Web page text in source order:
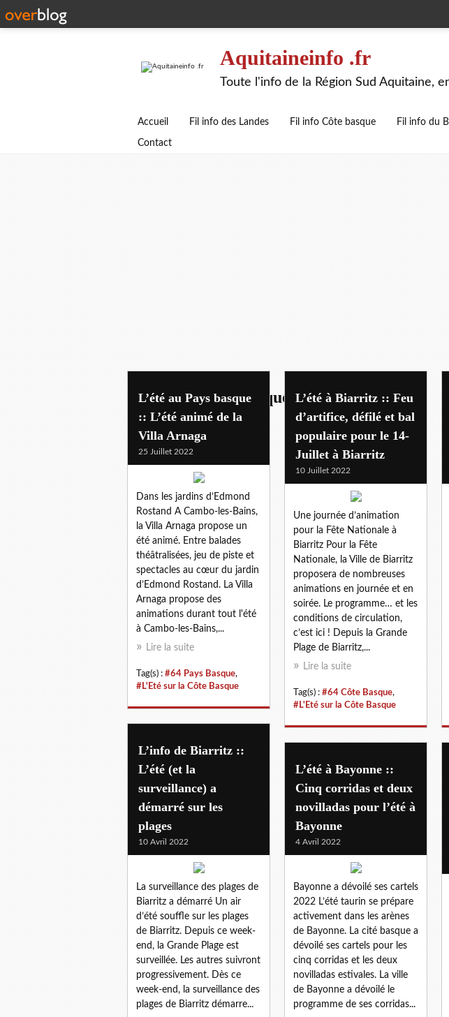
Aquitaineinfo .fr
Toute l'info de la Région Sud Aquitaine,
Accueil Fil info des Landes Fil info Côte basque Fil info du
Contact
l'ete sur la cote basque
L’été au Pays basque
:: L’été animé de la
Villa Arnaga
25 Juillet 2022
Dans les jardins d’Edmond
Rostand A Cambo-les-Bains,
la Villa Arnaga propose un
été animé. Entre balades
théâtralisées, jeu de piste et
spectacles au cœur du jardin
d’Edmond Rostand. La Villa
Arnaga propose des
animations durant tout l'été
à Cambo-les-Bains,...
Lire la suite
Tag(s) : #64 Pays Basque,
#L'Eté sur la Côte Basque
L’été à Biarritz :: Feu
d’artifice, défilé et bal
populaire pour le 14-
Juillet à Biarritz
10 Juillet 2022
Une journée d’animation
pour la Fête Nationale à
Biarritz Pour la Fête
Nationale, la Ville de Biarritz
proposera de nombreuses
animations en journée et en
soirée. Le programme… et les
conditions de circulation,
c’est ici ! Depuis la Grande
Plage de Biarritz,...
Lire la suite
Tag(s) : #64 Côte Basque,
#L'Eté sur la Côte Basque
L’info de Biarritz ::
L’été (et la
surveillance) a
démarré sur les
plages
10 Avril 2022
La surveillance des plages de
Biarritz a démarré Un air
d’été souffle sur les plages
de Biarritz. Depuis ce week-
end, la Grande Plage est
surveillée. Les autres suivront
progressivement. Dès ce
week-end, la surveillance des
plages de Biarritz démarre...
L’été à Bayonne ::
Cinq corridas et deux
novilladas pour l’été à
Bayonne
4 Avril 2022
Bayonne a dévoilé ses cartels
2022 L’été taurin se prépare
activement dans les arènes
de Bayonne. La cité basque a
dévoilé ses cartels pour les
cinq corridas et les deux
novilladas estivales. La ville
de Bayonne a dévoilé le
programme de ses corridas...